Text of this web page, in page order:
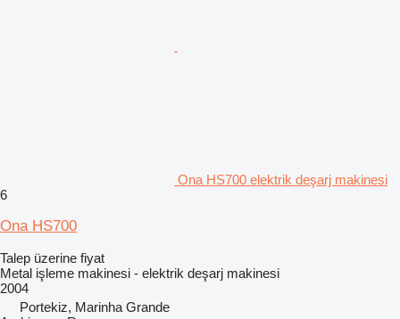
Ona HS700 elektrik deşarj makinesi
6
Ona HS700
Talep üzerine fiyat
Metal işleme makinesi - elektrik deşarj makinesi
2004
Portekiz, Marinha Grande